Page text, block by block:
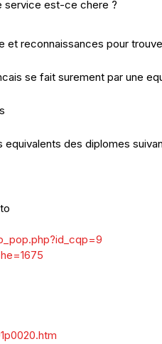
service est-ce chere ?
reconnaissances pour
se fait surement par une
des diplomes